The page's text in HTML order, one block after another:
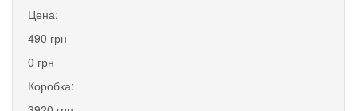
Цена:
490 грн
0 грн
Коробка: